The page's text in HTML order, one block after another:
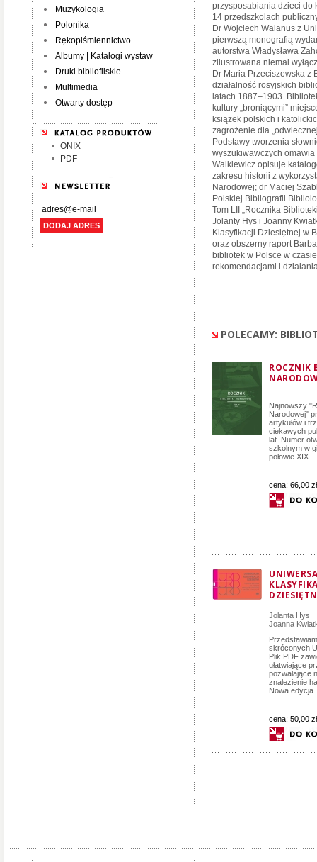
Muzykologia
Polonika
Rękopiśmiennictwo
Albumy | Katalogi wystaw
Druki bibliofilskie
Multimedia
Otwarty dostęp
ONIX
PDF
DODAJ ADRES
przysposabiania dzieci do
14 przedszkolach
Dr Wojciech Walanus z
pierwszą monografią
autorstwa Władysława
zilustrowana niemal
Dr Maria Przeciszewska z
działalność rosyjskich
latach 1887–1903.
kultury „broniącymi”
książek polskich i
zagrożenie dla
Podstawy tworzenia
wyszukiwawczych omawia
Walkiewicz opisuje
zakresu historii z
Narodowej; dr Maciej
Polskiej Bibliografii
Tom LII „Rocznika
Jolanty Hys i Joanny
Klasyfikacji Dziesiętnej w
oraz obszerny raport
bibliotek w Polsce w
rekomendacjami i
POLECAMY:
ROCZNIK
Najnowszy
Narodowej"
artykułów i
ciekawych
lat. Numer
szkolnym w
połowie XIX...
cena: 66,00 zł
Jolanta Hys
Joanna
skróconych
Plik PDF
ułatwiające
pozwalające
znalezienie
Nowa
cena: 50,00 zł